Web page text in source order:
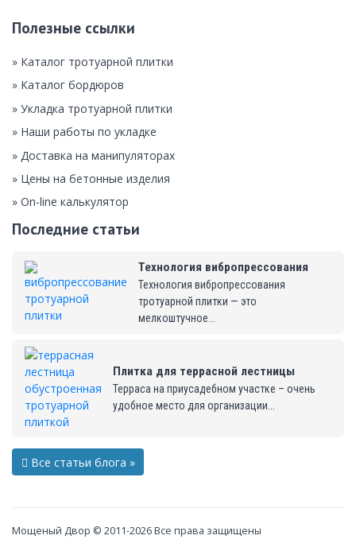
Полезные ссылки
» Каталог тротуарной плитки
» Каталог бордюров
» Укладка тротуарной плитки
» Наши работы по укладке
» Доставка на манипуляторах
» Цены на бетонные изделия
» On-line калькулятор
Последние статьи
Технология вибропрессования
Технология вибропрессования
тротуарной плитки — это
мелкоштучное...
Плитка для террасной лестницы
Терраса на приусадебном участке – очень
удобное место для организации...
Все статьи блога »
Мощеный Двор © 2011-2026 Все права защищены